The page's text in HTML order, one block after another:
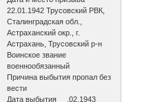
22.01.1942 Трусовский РВК,
Сталинградская обл.,
Астраханский окр., г.
Астрахань, Трусовский р-н
Воинское звание
военнообязанный
Причина выбытия пропал без
вести
Дата выбытия __.02.1943